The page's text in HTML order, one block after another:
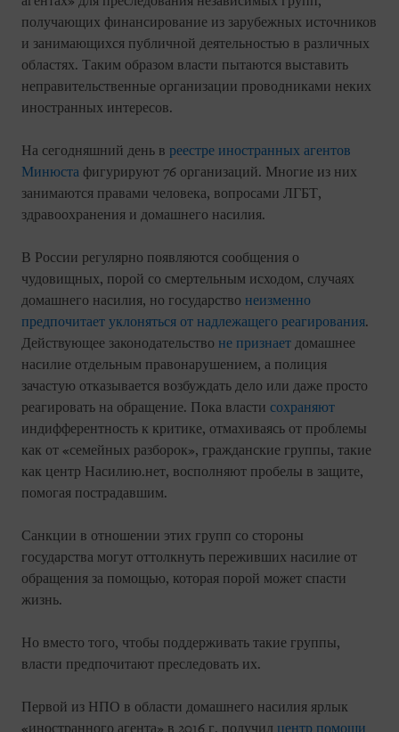
получающих финансирование из зарубежных источников
и занимающихся публичной деятельностью в различных
областях. Таким образом власти пытаются выставить
неправительственные организации проводниками неких
иностранных интересов.
На сегодняшний день в реестре иностранных агентов
Минюста фигурируют 76 организаций. Многие из них
занимаются правами человека, вопросами ЛГБТ,
здравоохранения и домашнего насилия.
В России регулярно появляются сообщения о
чудовищных, порой со смертельным исходом, случаях
домашнего насилия, но государство неизменно
предпочитает уклоняться от надлежащего реагирования.
Действующее законодательство не признает домашнее
насилие отдельным правонарушением, а полиция
зачастую отказывается возбуждать дело или даже просто
реагировать на обращение. Пока власти сохраняют
индифферентность к критике, отмахиваясь от проблемы
как от «семейных разборок», гражданские группы, такие
как центр Насилию.нет, восполняют пробелы в защите,
помогая пострадавшим.
Санкции в отношении этих групп со стороны
государства могут оттолкнуть переживших насилие от
обращения за помощью, которая порой может спасти
жизнь.
Но вместо того, чтобы поддерживать такие группы,
власти предпочитают преследовать их.
Первой из НПО в области домашнего насилия ярлык
«иностранного агента» в 2016 г. получил центр помощи